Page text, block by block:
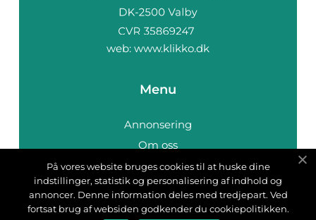
web: www.klikko.dk
Menu
Annonsering
Om oss
Cookies
Kontakta oss
Sitemap
På vores website bruges cookies til at huske dine
indstillinger, statistik og personalisering af indhold og
annoncer. Denne information deles med tredjepart. Ved
fortsat brug af websiden godkender du cookiepolitikken.